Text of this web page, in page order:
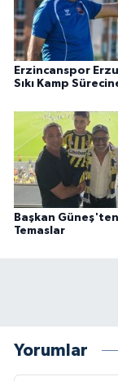
Erzincanspor
Sıkı Kamp
Başkan
Temaslar
Yorumlar